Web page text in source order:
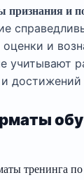
признания и
и
учитывают
достижений